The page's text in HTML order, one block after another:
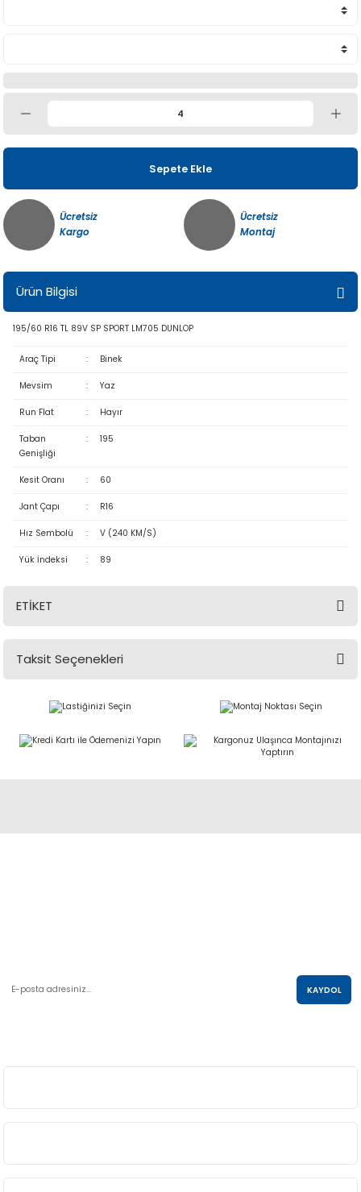
Sepete Ekle
Ücretsiz
Kargo
Ücretsiz
Montaj
Ürün Bilgisi
195/60 R16 TL 89V SP SPORT LM705 DUNLOP
Araç Tipi : Binek
Mevsim : Yaz
Run Flat : Hayır
Taban
Genişliği
: 195
Kesit Oranı : 60
Jant Çapı : R16
Hız Sembolü : V (240 KM/S)
Yük İndeksi : 89
ETİKET
Taksit Seçenekleri
KAYDOL